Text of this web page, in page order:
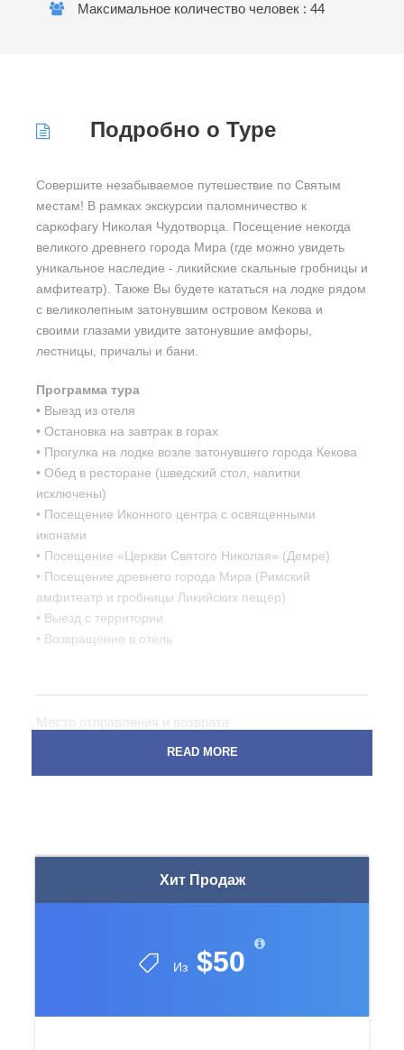
Хит Продаж
Из $50
Максимальное количество человек : 44
Подробно о Туре
Совершите незабываемое путешествие по Святым
местам! В рамках экскурсии паломничество к
саркофагу Николая Чудотворца. Посещение некогда
великого древнего города Мира (где можно увидеть
уникальное наследие - ликийские скальные гробницы и
амфитеатр). Также Вы будете кататься на лодке рядом
с великолепным затонувшим островом Кекова и
своими глазами увидите затонувшие амфоры,
лестницы, причалы и бани.
Программа тура
• Выезд из отеля
• Остановка на завтрак в горах
• Прогулка на лодке возле затонувшего города Кекова
• Обед в ресторане (шведский стол, напитки
исключены)
• Посещение Иконного центра с освященными
иконами
• Посещение «Церкви Святого Николая» (Демре)
• Посещение древнего города Мира (Римский
амфитеатр и гробницы Ликийских пещер)
• Выезд с территории
• Возвращение в отель
Место отправления и возврата
Профессиональный гид (на английском,
Прогулка на лодке возле затонувшего города
READ MORE